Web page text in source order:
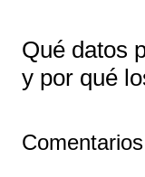
Qué datos
y por qué
Comentarios